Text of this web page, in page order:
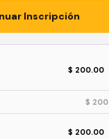
Inscripción
$ 200.00
$
$ 200.00